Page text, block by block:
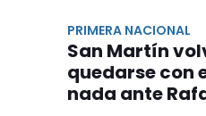
PRIMERA NACIONAL
San Martín
quedarse con
nada ante